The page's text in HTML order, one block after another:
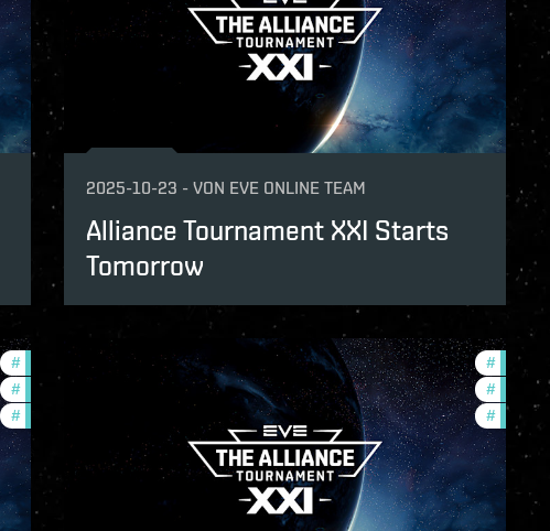
2025-10-23 - VON EVE ONLINE TEAM
Alliance Tournament XXI Starts
Tomorrow
#tournaments
#community
#pvp
#pvp
#
#